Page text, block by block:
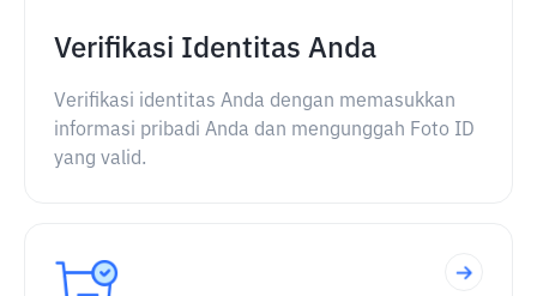
Verifikasi Identitas Anda
Verifikasi identitas Anda dengan memasukkan
informasi pribadi Anda dan mengunggah Foto ID
yang valid.